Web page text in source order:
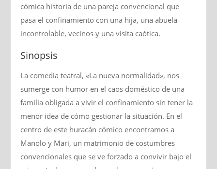
cómica historia de una pareja convencional que
pasa el confinamiento con una hija, una abuela
incontrolable, vecinos y una visita caótica.
Sinopsis
La comedia teatral, «La nueva normalidad», nos
sumerge con humor en el caos doméstico de una
familia obligada a vivir el confinamiento sin tener la
menor idea de cómo gestionar la situación. En el
centro de este huracán cómico encontramos a
Manolo y Mari, un matrimonio de costumbres
convencionales que se ve forzado a convivir bajo el